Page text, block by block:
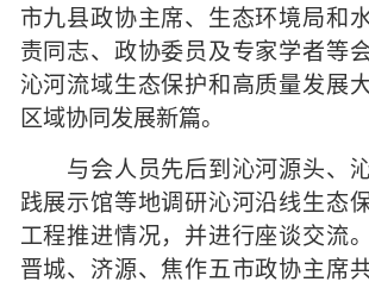
市九县政协主席、生态环境局和
责同志、政协委员及专家学者等
沁河流域生态保护和高质量发展
区域协同发展新篇。
与会人员先后到沁河源头、沁
践展示馆等地调研沁河沿线生态
工程推进情况，并进行座谈交流
晋城、济源、焦作五市政协主席